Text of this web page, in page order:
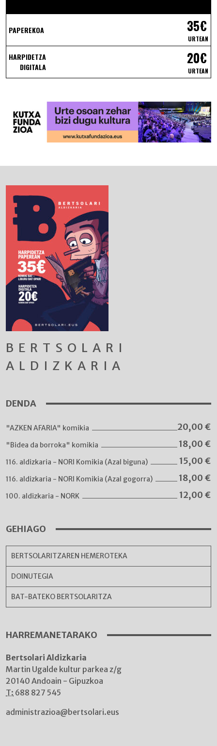
PAPEREKOA 35€
URTEAN
HARPIDETZA
DIGITALA
20€
URTEAN
BERTSOLARI
ALDIZKARIA
DENDA
"AZKEN AFARIA" komikia 20,00 €
"Bidea da borroka" komikia 18,00 €
116. aldizkaria - NORI Komikia (Azal biguna) 15,00 €
116. aldizkaria - NORI Komikia (Azal gogorra) 18,00 €
100. aldizkaria - NORK 12,00 €
GEHIAGO
BERTSOLARITZAREN HEMEROTEKA
DOINUTEGIA
BAT-BATEKO BERTSOLARITZA
HARREMANETARAKO
Bertsolari Aldizkaria
Martin Ugalde kultur parkea z/g
20140 Andoain - Gipuzkoa
T: 688 827 545
administrazioa@bertsolari.eus